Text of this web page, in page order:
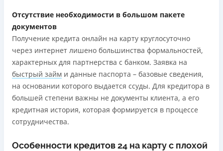
Отсутствие необходимости в большом пакете
документов
Получение кредита онлайн на карту круглосуточно
через интернет лишено большинства формальностей,
характерных для партнерства с банком. Заявка на
быстрый займ и данные паспорта – базовые сведения,
на основании которого выдается ссуды. Для кредитора в
большей степени важны не документы клиента, а его
кредитная история, которая формируется в процессе
сотрудничества.
Особенности кредитов 24 на карту с плохой